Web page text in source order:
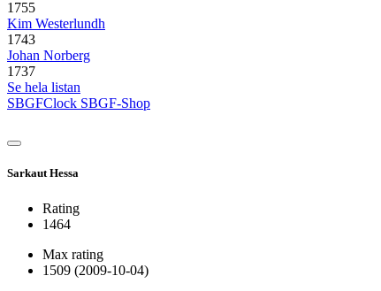
1755
Kim Westerlundh
1743
Johan Norberg
1737
Se hela listan
SBGFClock SBGF-Shop
Sarkaut Hessa
Rating
1464
Max rating
1509 (2009-10-04)